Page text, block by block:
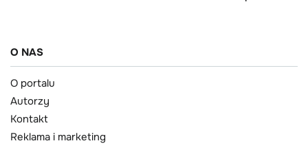
O NAS
O portalu
Autorzy
Kontakt
Reklama i marketing